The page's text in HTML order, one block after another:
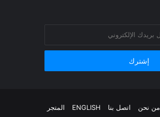
من نحن اتصل بنا ENGLISH المتجر